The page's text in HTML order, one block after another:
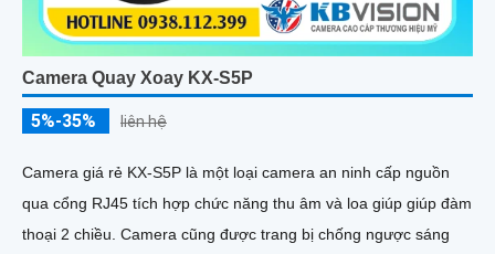
Camera Quay Xoay KX-S5P
5%-35% liên hệ
Camera giá rẻ KX-S5P là một loại camera an ninh cấp nguồn
qua cổng RJ45 tích hợp chức năng thu âm và loa giúp giúp đàm
thoại 2 chiều. Camera cũng được trang bị chống ngược sáng